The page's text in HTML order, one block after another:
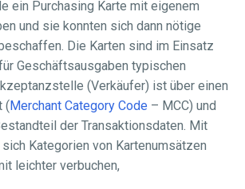
ein Purchasing Karte mit eigenem
und sie konnten sich dann nötige
Die Karten sind im Einsatz
Geschäftsausgaben typischen
(Verkäufer) ist über einen
(Merchant Category Code – MCC) und
der Transaktionsdaten. Mit
Kategorien von Kartenumsätzen
leichter verbuchen,